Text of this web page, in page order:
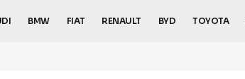
BMW FIAT RENAULT BYD TOYOTA